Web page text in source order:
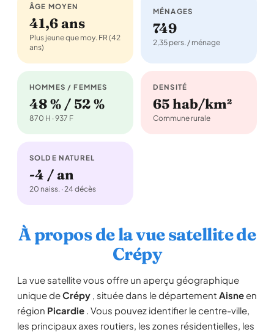
ÂGE MOYEN
41,6 ans
Plus jeune que moy. FR (42
ans)
MÉNAGES
749
2,35 pers. / ménage
HOMMES / FEMMES
48 % / 52 %
870 H · 937 F
DENSITÉ
65 hab/km²
Commune rurale
SOLDE NATUREL
-4 / an
20 naiss. · 24 décès
À propos de la vue satellite de
Crépy
La vue satellite vous offre un aperçu géographique
unique deCrépy , située dans le département Aisneen
région Picardie . Vous pouvez identifier le centre-ville,
les principaux axes routiers, les zones résidentielles, les